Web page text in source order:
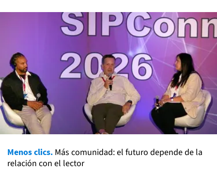
Menos clics. Más comunidad: el futuro depende de la
relación con el lector